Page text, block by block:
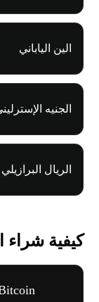
الين الياباني
الجنيه
الريال البرازيلي
كيفية شراء